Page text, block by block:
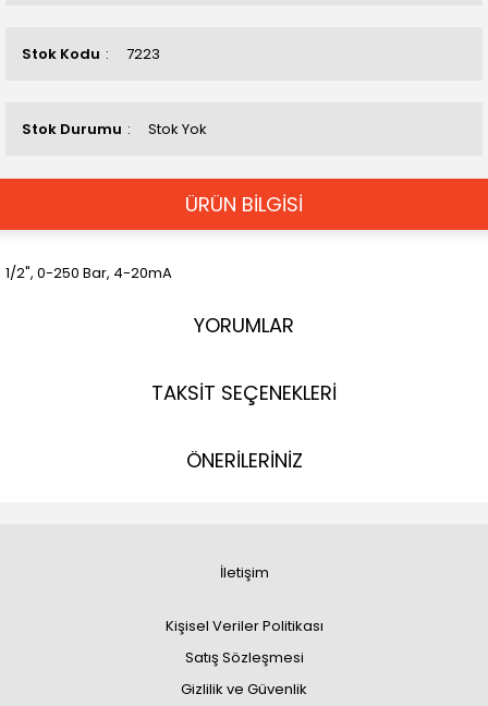
Stok Kodu 7223
Stok Durumu Stok Yok
ÜRÜN BİLGİSİ
1/2", 0-250 Bar, 4-20mA
YORUMLAR
TAKSİT SEÇENEKLERİ
ÖNERİLERİNİZ
İletişim
Kişisel Veriler Politikası
Satış Sözleşmesi
Gizlilik ve Güvenlik